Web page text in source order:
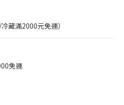
藏滿2000元免運）
免運